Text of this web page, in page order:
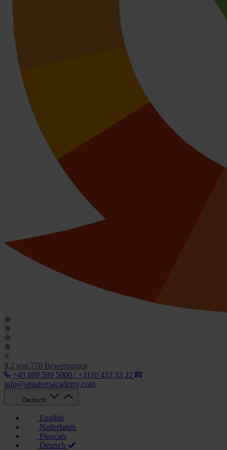
9.2 von 770 Bewertungen
+49 800 589 5006 / +3110 433 33 22
info@speakersacademy.com
Deutsch
English
Nederlands
Français
Deutsch